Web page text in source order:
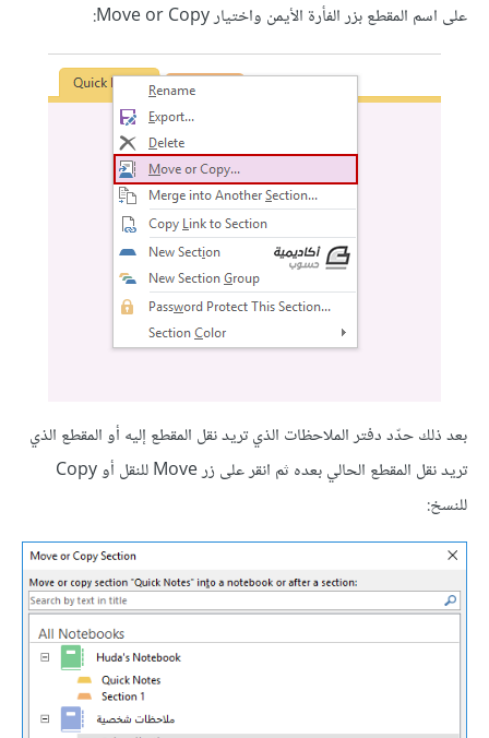
على اسم المقطع بزر الفأرة الأيمن واختيار Move or Copy:
بعد ذلك حدّد دفتر الملاحظات الذي تريد نقل المقطع إليه أو المقطع الذي
تريد نقل المقطع الحالي بعده ثم انقر على زر Move للنقل أو Copy
للنسخ: